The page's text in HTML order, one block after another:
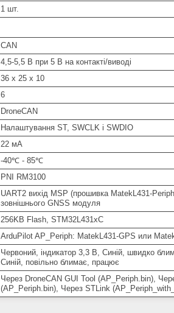
1 шт.
CAN
4,5-5,5 В при 5 В на контакті/виводі
36 х 25 х 10
6
DroneCAN
Налаштування ST, SWCLK і SWDIO
22 мА
-40℃ - 85℃
PNI RM3100
UART2 вихід MSP (прошивка MatekL431-
зовнішнього GNSS модуля
256KB Flash, STM32L431xC
ArduPilot AP_Periph: MatekL431-GPS или
Червоний, індикатор 3,3 В, Синій, швидко
Синій, повільно блимає, працює
Через DroneCAN GUI Tool (AP_Periph.bin),
(AP_Periph.bin), Через STLink